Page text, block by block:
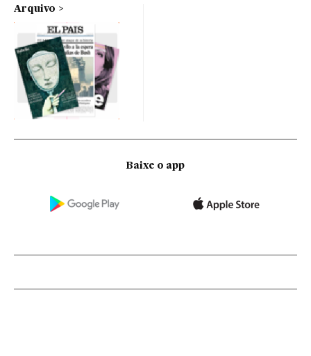
Arquivo
Baixe o app